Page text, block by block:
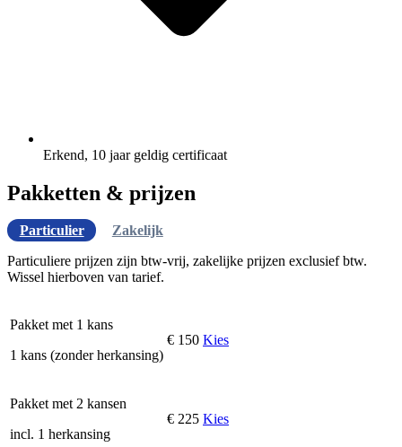
Erkend, 10 jaar geldig certificaat
Pakketten & prijzen
Particulier
Zakelijk
Particuliere prijzen zijn btw-vrij, zakelijke prijzen exclusief btw.
Wissel hierboven van tarief.
Pakket met 1 kans
1 kans (zonder herkansing)
€ 150 Kies
Pakket met 2 kansen
incl. 1 herkansing
€ 225 Kies